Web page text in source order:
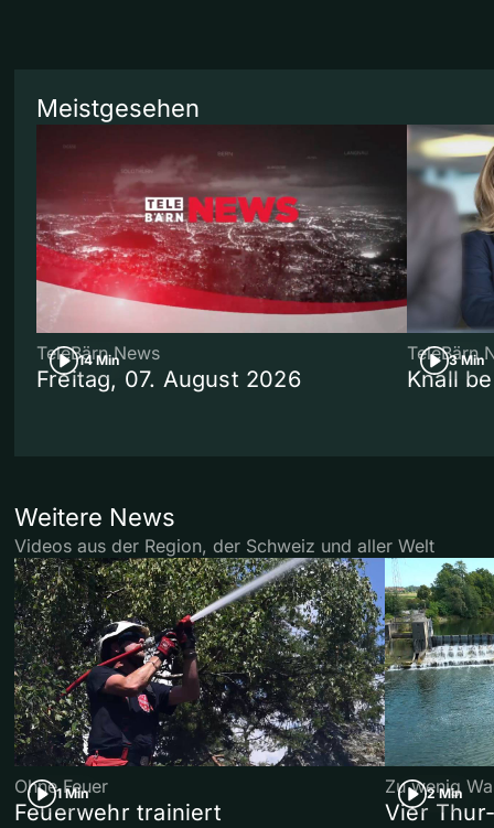
Meistgesehen
14 Min
TeleBärn News
Freitag, 07. August 2026
3 Min
TeleBärn
Knall
Weitere News
Videos aus der Region, der Schweiz und aller Welt
1 Min
Ohne Feuer
Feuerwehr trainiert
2 Min
Zu wenig
Vier